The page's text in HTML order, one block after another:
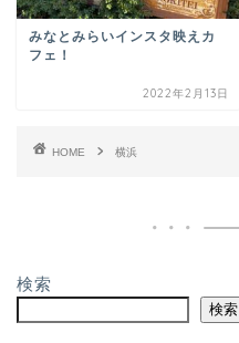
みなとみらいインスタ映えカ
フェ！
2022年2月13日
HOME 横浜
検索
検索